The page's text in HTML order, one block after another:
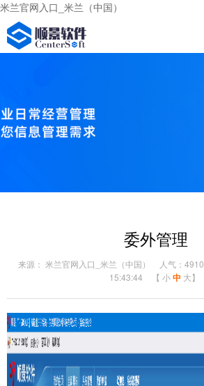
米兰官网入口_米兰（中国）
委外管理
来源： 米兰官网入口_米兰（中国） 人气：4910
15:43:44
【 小 中 大】